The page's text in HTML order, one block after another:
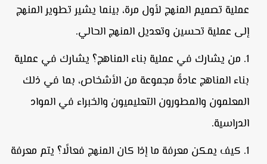
عملية تصميم المنهج لأول مرة، بينما يشير تطوير المنهج
إلى عملية تحسين وتعديل المنهج الحالي.
من يشارك في عملية بناء المناهج؟يشارك في عملية
بناء المناهج عادةً مجموعة من الأشخاص، بما في ذلك
المعلمون والمطورون التعليميون والخبراء في المواد
الدراسية.
كيف يمكن معرفة ما إذا كان المنهج فعالًا؟يتم معرفة